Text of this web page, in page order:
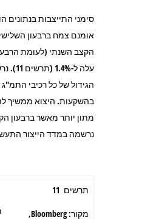
סימני התייצבות בנתונים
הקצב השנתי (לעומת
עלה ל-
הגידול של כל רכיבי התמ"ג
בהשקעות. היצוא ממשיך
מתון יותר מאשר ברבעון
נרשמה במדד הייצור
תרשים 11
מקור: Bloomberg,